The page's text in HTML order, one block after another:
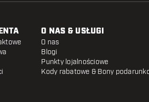
O NAS & USŁUGI
O nas
Blogi
Punkty lojalnościowe
Kody rabatowe & Bony